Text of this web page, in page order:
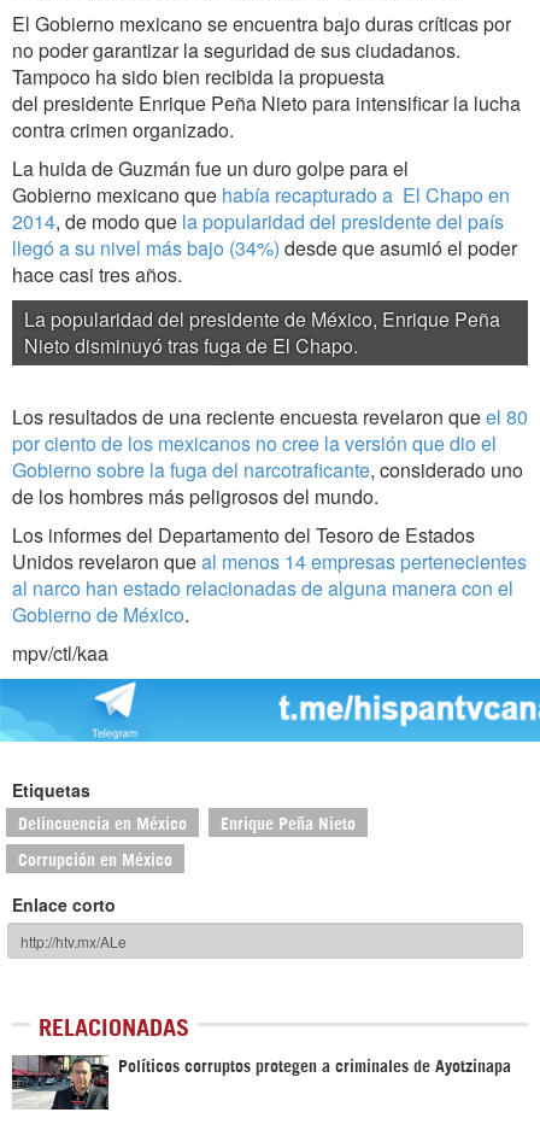
El Gobierno mexicano se encuentra bajo duras críticas por
no poder garantizar la seguridad de sus ciudadanos.
Tampoco ha sido bien recibida la propuesta
del presidente Enrique Peña Nieto para intensificar la lucha
contra crimen organizado.
La huida de Guzmán fue un duro golpe para el
Gobierno mexicano que había recapturado a El Chapo en
2014, de modo que la popularidad del presidente del país
llegó a su nivel más bajo (34%) desde que asumió el poder
hace casi tres años.
La popularidad del presidente de México, Enrique Peña
Nieto disminuyó tras fuga de El Chapo.
Los resultados de una reciente encuesta revelaron queel 80
por ciento de los mexicanos no cree la versión que dio el
Gobierno sobre la fuga del narcotraficante, considerado uno
de los hombres más peligrosos del mundo.
Los informes del Departamento del Tesoro de Estados
Unidos revelaron queal menos 14 empresas pertenecientes
al narco han estado relacionadas de alguna manera con el
Gobierno de México.
mpv/ctl/kaa
Etiquetas
Delincuencia en México Enrique Peña Nieto
Corrupción en México
Enlace corto
RELACIONADAS
Políticos corruptos protegen a criminales de Ayotzinapa